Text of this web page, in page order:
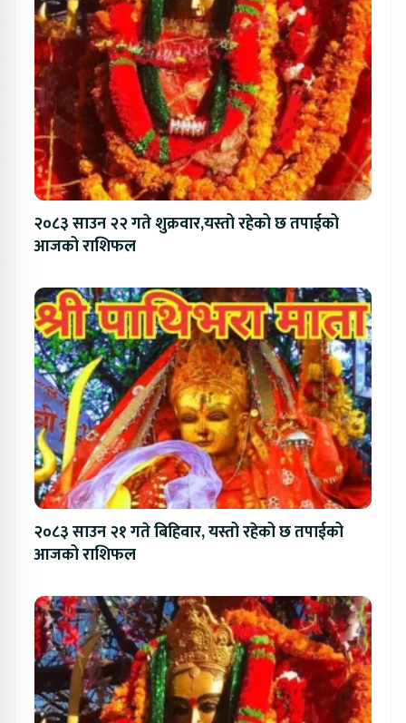
२०८३ साउन २२ गते शुक्रवार,यस्तो रहेको छ तपाईको
आजको राशिफल
२०८३ साउन २१ गते बिहिवार, यस्तो रहेको छ तपाईको
आजको राशिफल